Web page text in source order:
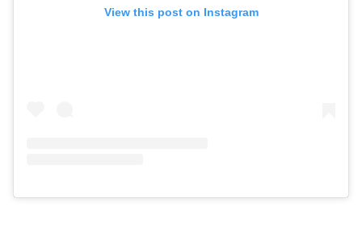
View this post on Instagram